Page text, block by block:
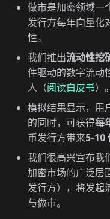
做市是加密领域一
发行方每年向量化
性。
我们推出流动性挖
件驱动的数字流动
人（阅读白皮书）。
模拟结果显示，用
的同时，可获得每
币发行方带来5-10
我们很高兴宣布我
加密市场的广泛层
发行方），将发起
与做市。